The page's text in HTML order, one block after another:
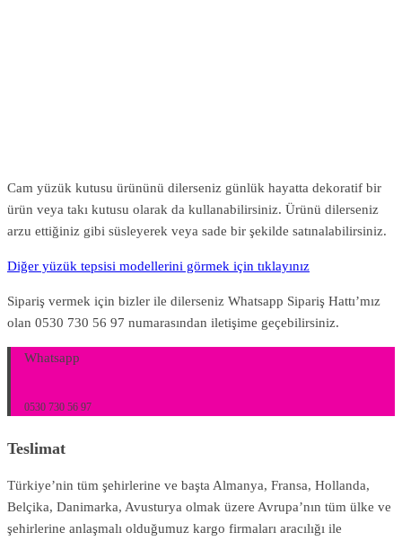
Cam yüzük kutusu ürününü dilerseniz günlük hayatta dekoratif bir
ürün veya takı kutusu olarak da kullanabilirsiniz. Ürünü dilerseniz
arzu ettiğiniz gibi süsleyerek veya sade bir şekilde satınalabilirsiniz.
Diğer yüzük tepsisi modellerini görmek için tıklayınız
Sipariş vermek için bizler ile dilerseniz Whatsapp Sipariş Hattı’mız
olan 0530 730 56 97 numarasından iletişime geçebilirsiniz.
Whatsapp
0530 730 56 97
Teslimat
Türkiye’nin tüm şehirlerine ve başta Almanya, Fransa, Hollanda,
Belçika, Danimarka, Avusturya olmak üzere Avrupa’nın tüm ülke ve
şehirlerine anlaşmalı olduğumuz kargo firmaları aracılığı ile